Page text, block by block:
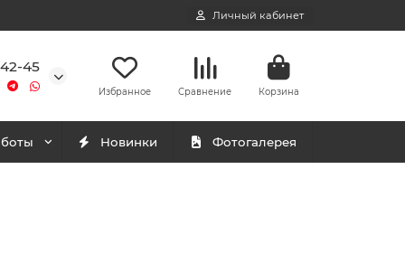
Личный кабинет
45
Избранное Сравнение Корзина
Новинки Фотогалерея